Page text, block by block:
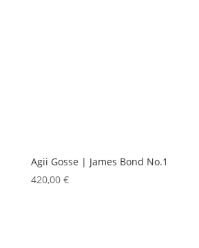
Agii Gosse | James Bond No.1
420,00 €